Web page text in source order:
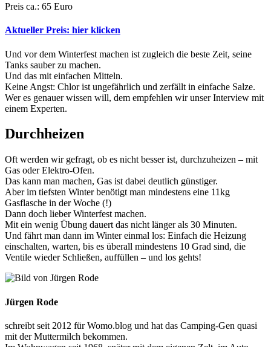
Preis ca.: 65 Euro
Aktueller Preis: hier klicken
Und vor dem Winterfest machen ist zugleich die beste Zeit, seine
Tanks sauber zu machen.
Und das mit einfachen Mitteln.
Keine Angst: Chlor ist ungefährlich und zerfällt in einfache Salze.
Wer es genauer wissen will, dem empfehlen wir unser Interview mit
einem Experten.
Durchheizen
Oft werden wir gefragt, ob es nicht besser ist, durchzuheizen – mit
Gas oder Elektro-Ofen.
Das kann man machen, Gas ist dabei deutlich günstiger.
Aber im tiefsten Winter benötigt man mindestens eine 11kg
Gasflasche in der Woche (!)
Dann doch lieber Winterfest machen.
Mit ein wenig Übung dauert das nicht länger als 30 Minuten.
Und fährt man dann im Winter einmal los: Einfach die Heizung
einschalten, warten, bis es überall mindestens 10 Grad sind, die
Ventile wieder Schließen, auffüllen – und los gehts!
Jürgen Rode
schreibt seit 2012 für Womo.blog und hat das Camping-Gen quasi
mit der Muttermilch bekommen.